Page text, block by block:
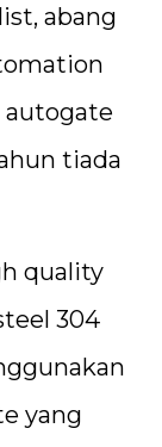
abang
autogate
tiada
quality
304
yang